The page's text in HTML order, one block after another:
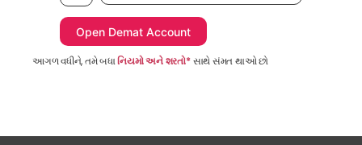
આગળ વધીને, તમે બધાનિયમો અને શરતો*સાથે સંમત થાઓ છો